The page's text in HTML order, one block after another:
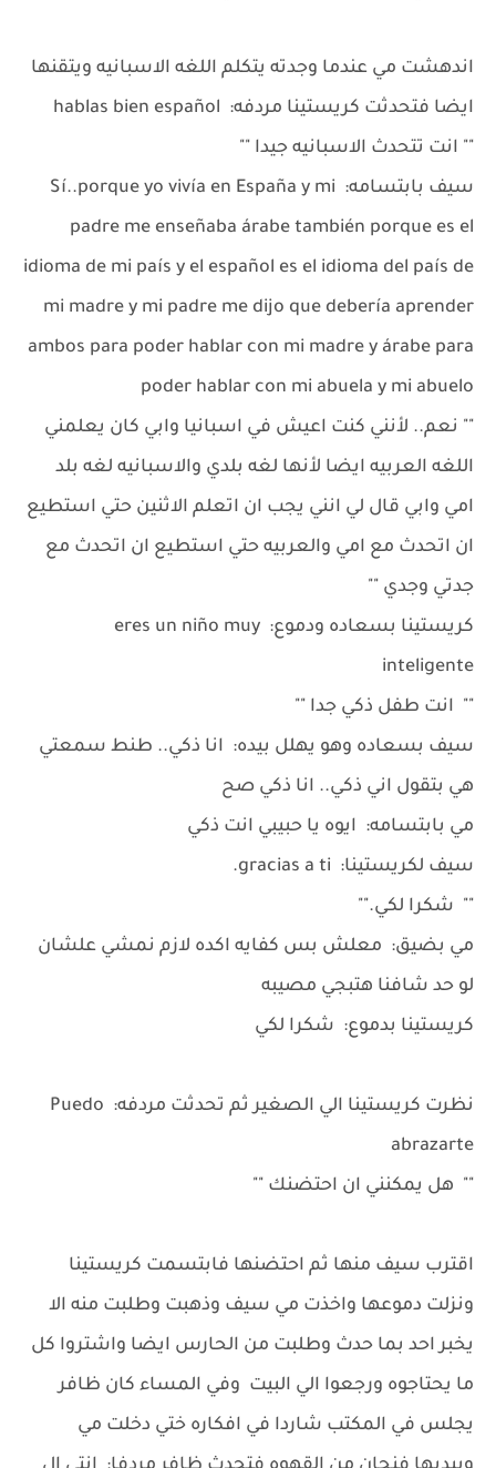
اندهشت مي عندما وجدته يتكلم اللغه الاسبانيه ويتقنها
ايضا فتحدثت كريستينا مردفه: hablas bien español
"" انت تتحدث الاسبانيه جيدا ""
سيف بابتسامه: Sí..porque yo vivía en España y mi
padre me enseñaba árabe también porque es el
idioma de mi país y el español es el idioma del país de
mi madre y mi padre me dijo que debería aprender
ambos para poder hablar con mi madre y árabe para
poder hablar con mi abuela y mi abuelo
"" نعم.. لأنني كنت اعيش في اسبانيا وابي كان يعلمني
اللغه العربيه ايضا لأنها لغه بلدي والاسبانيه لغه بلد
امي وابي قال لي انني يجب ان اتعلم الاثنين حتي استطيع
ان اتحدث مع امي والعربيه حتي استطيع ان اتحدث مع
جدتي وجدي ""
كريستينا بسعاده ودموع: eres un niño muy
inteligente
"" انت طفل ذكي جدا ""
سيف بسعاده وهو يهلل بيده: انا ذكي.. طنط سمعتي
هي بتقول اني ذكي.. انا ذكي صح
مي بابتسامه: ايوه يا حبيبي انت ذكي
سيف لكريستينا: gracias a ti.
"" شكرا لكي.""
مي بضيق: معلش بس كفايه اكده لازم نمشي علشان
لو حد شافنا هتبجي مصيبه
كريستينا بدموع: شكرا لكي
نظرت كريستينا الي الصغير ثم تحدثت مردفه: Puedo
abrazarte
"" هل يمكنني ان احتضنك ""
اقترب سيف منها ثم احتضنها فابتسمت كريستينا
ونزلت دموعها واخذت مي سيف وذهبت وطلبت منه الا
يخبر احد بما حدث وطلبت من الحارس ايضا واشتروا كل
ما يحتاجوه ورجعوا الي البيت وفي المساء كان ظافر
يجلس في المكتب شاردا في افكاره ختي دخلت مي